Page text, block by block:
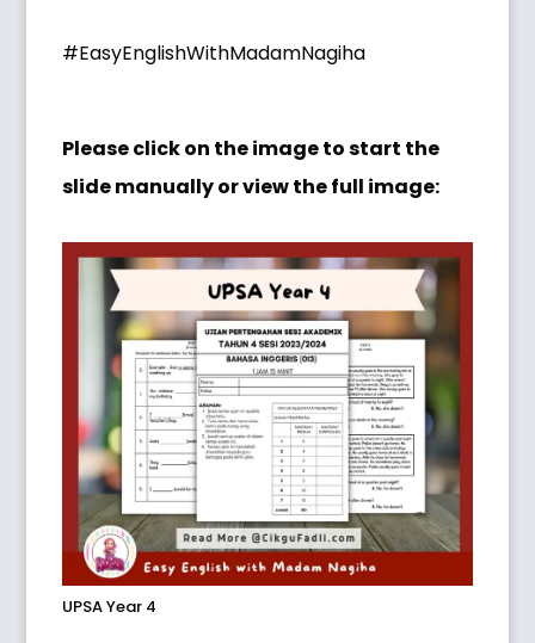
#EasyEnglishWithMadamNagiha
Please click on the image to start the
slide manually or view the full image:
UPSA Year 4